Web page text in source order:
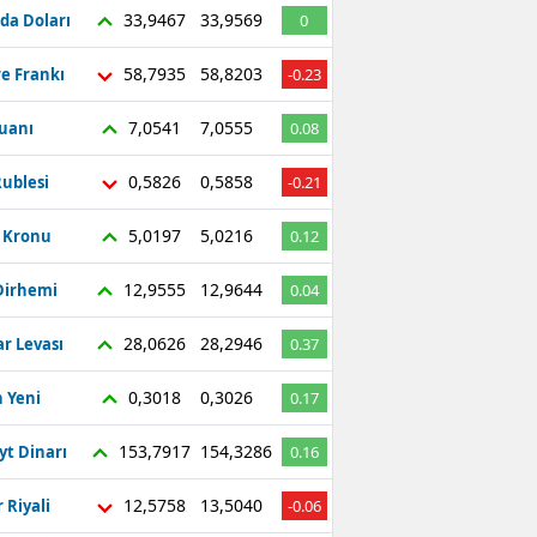
Doları 33,9467 33,9569 0
Frankı 58,7935 58,8203 -0.23
7,0541 7,0555 0.08
0,5826 0,5858 -0.21
Kronu 5,0197 5,0216 0.12
12,9555 12,9644 0.04
Levası 28,0626 28,2946 0.37
Yeni 0,3018 0,3026 0.17
Dinarı 153,7917 154,3286 0.16
Riyali 12,5758 13,5040 -0.06